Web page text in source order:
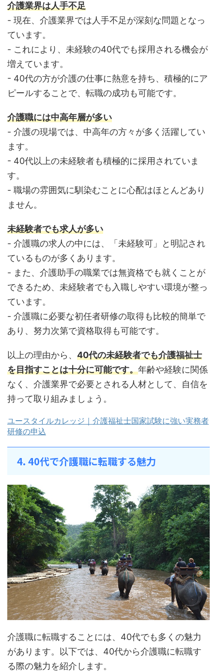
介護業界は人手不足
- 現在、介護業界では人手不足が深刻な問題となっ
ています。
- これにより、未経験の40代でも採用される機会が
増えています。
- 40代の方が介護の仕事に熱意を持ち、積極的にア
ピールすることで、転職の成功も可能です。
介護職には中高年層が多い
- 介護の現場では、中高年の方々が多く活躍してい
ます。
- 40代以上の未経験者も積極的に採用されていま
す。
- 職場の雰囲気に馴染むことに心配はほとんどあり
ません。
未経験者でも求人が多い
- 介護職の求人の中には、「未経験可」と明記され
ているものが多くあります。
- また、介護助手の職業では無資格でも就くことが
できるため、未経験者でも入職しやすい環境が整っ
ています。
- 介護職に必要な初任者研修の取得も比較的簡単で
あり、努力次第で資格取得も可能です。
以上の理由から、 40代の未経験者でも介護福祉士
を目指すことは十分に可能です。年齢や経験に関係
なく、介護業界で必要とされる人材として、自信を
持って取り組みましょう。
ユースタイルカレッジ｜介護福祉士国家試験に強い実務者
研修の申込
4. 40代で介護職に転職する魅力
介護職に転職することには、40代でも多くの魅力
があります。以下では、40代から介護職に転職す
る際の魅力を紹介します。